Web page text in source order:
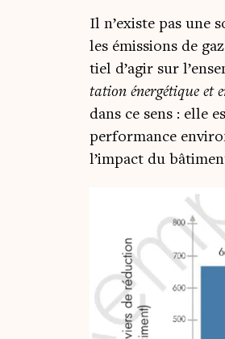
Il n’existe pas une
les émis­sions de
tiel d’agir sur
ta­tion éner­gé­tique et
dans ce sens : elle
per­for­mance
l’impact du